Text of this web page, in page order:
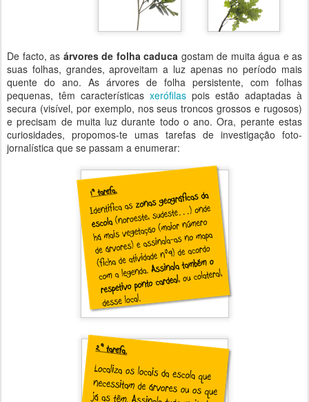
De facto, as árvores de folha caduca gostam de muita água e as
suas folhas, grandes, aproveitam a luz apenas no período mais
quente do ano. As árvores de folha persistente, com folhas
pequenas, têm características xerófilas pois estão adaptadas à
secura (visível, por exemplo, nos seus troncos grossos e rugosos)
e precisam de muita luz durante todo o ano. Ora, perante estas
curiosidades, propomos-te umas tarefas de investigação foto-
jornalística que se passam a enumerar: